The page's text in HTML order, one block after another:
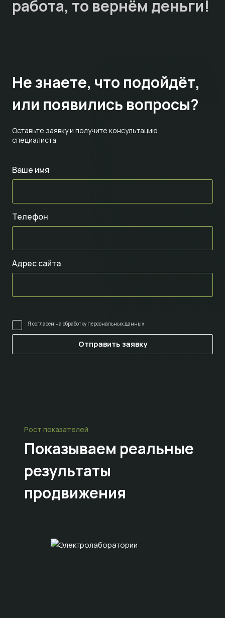
работа, то вернём деньги!
Оставьте заявку и получите консультацию
специалиста
Не знаете, что подойдёт,
или появились вопросы?
Ваше имя
Телефон
Адрес сайта
Я согласен на обработку персональных данных
Рост показателей
Показываем реальные
результаты
продвижения